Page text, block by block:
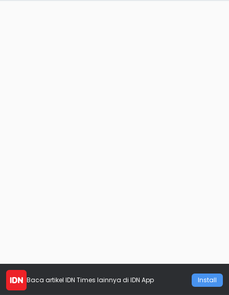
Baca artikel IDN Times lainnya di IDN App Install